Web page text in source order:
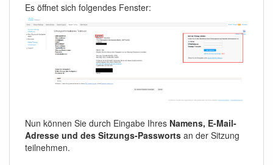
Es öffnet sich folgendes Fenster:
Nun können Sie durch Eingabe Ihres Namens, E-Mail-
Adresse und des Sitzungs-Passworts an der Sitzung
teilnehmen.